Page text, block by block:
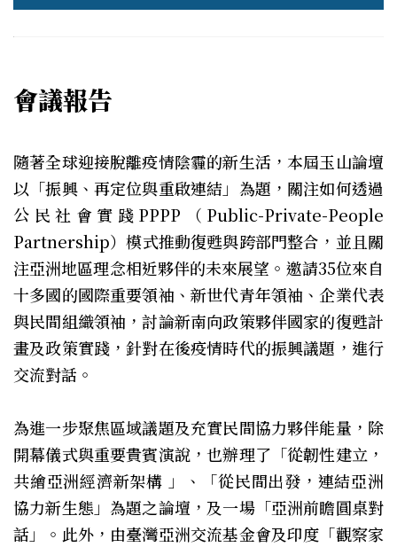
會議報告
隨著全球迎接脫離疫情陰霾的新生活，本屆玉山論壇
以「振興、再定位與重啟連結」為題，關注如何透過
公民社會實踐PPPP（Public-Private-People
Partnership）模式推動復甦與跨部門整合，並且關
注亞洲地區理念相近夥伴的未來展望。邀請35位來自
十多國的國際重要領袖、新世代青年領袖、企業代表
與民間組織領袖，討論新南向政策夥伴國家的復甦計
畫及政策實踐，針對在後疫情時代的振興議題，進行
交流對話。
為進一步聚焦區域議題及充實民間協力夥伴能量，除
開幕儀式與重要貴賓演說，也辦理了「從韌性建立，
共繪亞洲經濟新架構 」、「從民間出發，連結亞洲
協力新生態」為題之論壇，及一場「亞洲前瞻圓桌對
話」。此外，由臺灣亞洲交流基金會及印度「觀察家